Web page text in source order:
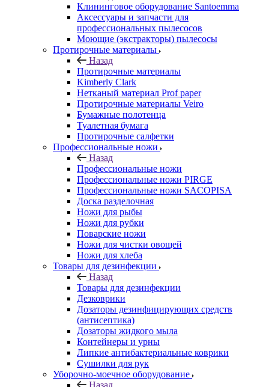
Клининговое оборудование Santoemma
Аксессуары и запчасти для
профессиональных пылесосов
Моющие (экстракторы) пылесосы
Протирочные материалы
Назад
Протирочные материалы
Kimberly Clark
Нетканый материал Prof paper
Протирочные материалы Veiro
Бумажные полотенца
Туалетная бумага
Протирочные салфетки
Профессиональные ножи
Назад
Профессиональные ножи
Профессиональные ножи PIRGE
Профессиональные ножи SACOPISA
Доска разделочная
Ножи для рыбы
Ножи для рубки
Поварские ножи
Ножи для чистки овощей
Ножи для хлеба
Товары для дезинфекции
Назад
Товары для дезинфекции
Дезковрики
Дозаторы дезинфицирующих средств
(антисептика)
Дозаторы жидкого мыла
Контейнеры и урны
Липкие антибактериальные коврики
Сушилки для рук
Уборочно-моечное оборудование
Назад